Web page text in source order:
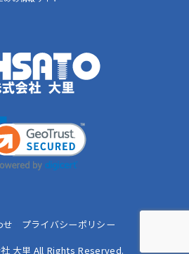
せ
プライバシーポリシー
大里 All Rights Reserved.